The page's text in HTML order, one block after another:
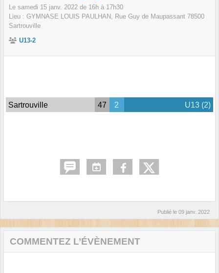
Le samedi 15 janv. 2022 de 16h à 17h30
Lieu : GYMNASE LOUIS PAULHAN, Rue Guy de Maupassant 78500
Sartrouville
U13-2
Sartrouville 47 2 U13 (2)
Publié le 09 janv. 2022
COMMENTEZ L’ÉVÈNEMENT